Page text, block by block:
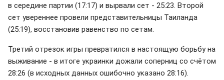
в середине партии (17:17) и вырвали сет - 25:23. Второй
сет увереннее провели представительницы Таиланда
(25:19), восстановив равенство по сетам.
Третий отрезок игры превратился в настоящую борьбу на
выживание - в итоге украинки дожали соперниц со счётом
28:26 (в исходных данных ошибочно указано 28:16).